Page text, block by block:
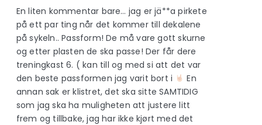
En liten kommentar bare… jag er jä**a pirkete
på ett par ting når det kommer till dekalene
på sykeln.. Passform! De må vare gott skurne
og etter plasten de ska passe! Der får dere
treningkast 6. ( kan till og med si att det var
den beste passformen jag varit bort i
En
annan sak er klistret, det ska sitte SAMTIDIG
som jag ska ha muligheten att justere litt
frem og tillbake, jag har ikke kjørt med det